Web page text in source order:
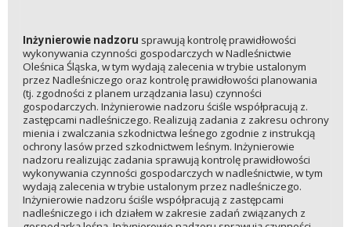
Inżynierowie nadzoru sprawują kontrolę prawidłowości
wykonywania czynności gospodarczych w Nadleśnictwie
Oleśnica Śląska, w tym wydają zalecenia w trybie ustalonym
przez Nadleśniczego oraz kontrolę prawidłowości planowania
(tj. zgodności z planem urządzania lasu) czynności
gospodarczych. Inżynierowie nadzoru ściśle współpracują z.
zastępcami nadleśniczego. Realizują zadania z zakresu ochrony
mienia i zwalczania szkodnictwa leśnego zgodnie z instrukcją
ochrony lasów przed szkodnictwem leśnym. Inżynierowie
nadzoru realizując zadania sprawują kontrolę prawidłowości
wykonywania czynności gospodarczych w nadleśnictwie, w tym
wydają zalecenia w trybie ustalonym przez nadleśniczego.
Inżynierowie nadzoru ściśle współpracują z zastępcami
nadleśniczego i ich działem w zakresie zadań związanych z